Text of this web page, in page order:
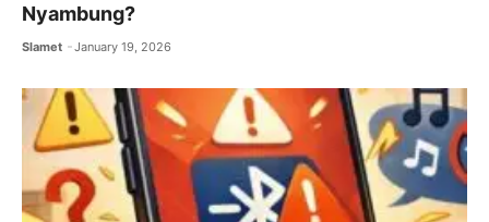
Nyambung?
Slamet January 19, 2026